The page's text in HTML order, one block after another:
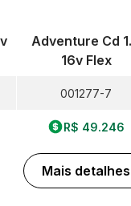
Adventure Cd
16v Flex
001277-7
R$ 49.246
Mais detalhes